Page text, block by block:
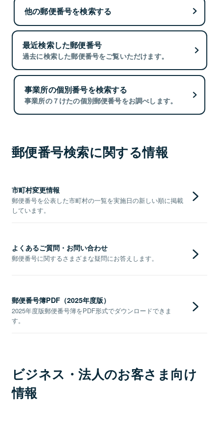
他の郵便番号を検索する
最近検索した郵便番号
過去に検索した郵便番号をご覧いただけます。
事業所の個別番号を検索する
事業所の７けたの個別郵便番号をお調べします。
郵便番号検索に関する情報
市町村変更情報
郵便番号を公表した市町村の一覧を実施日の新しい順に掲載
しています。
よくあるご質問・お問い合わせ
郵便番号に関するさまざまな疑問にお答えします。
郵便番号簿PDF（2025年度版）
2025年度版郵便番号簿をPDF形式でダウンロードできま
す。
ビジネス・法人のお客さま向け
情報